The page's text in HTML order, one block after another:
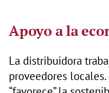
Apoyo a la
La distribuidora
proveedores